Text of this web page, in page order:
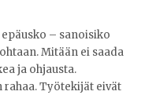
– sanoisiko
Mitään ei saada
ja ohjausta.
Työtekijät eivät